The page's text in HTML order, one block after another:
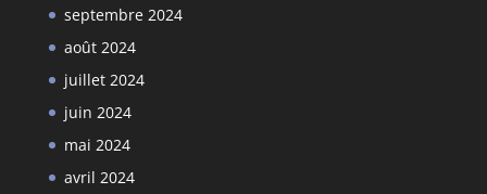
septembre 2024
août 2024
juillet 2024
juin 2024
mai 2024
avril 2024